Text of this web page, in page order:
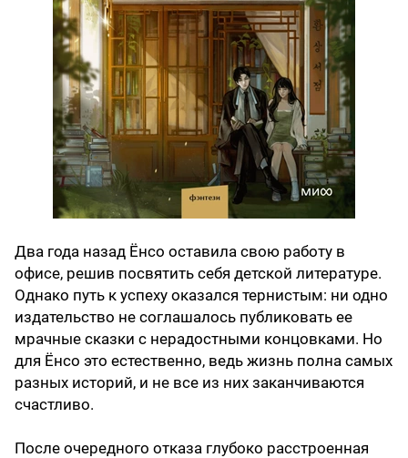
Два года назад Ёнсо оставила свою работу в
офисе, решив посвятить себя детской литературе.
Однако путь к успеху оказался тернистым: ни одно
издательство не соглашалось публиковать ее
мрачные сказки с нерадостными концовками. Но
для Ёнсо это естественно, ведь жизнь полна самых
разных историй, и не все из них заканчиваются
счастливо.
После очередного отказа глубоко расстроенная